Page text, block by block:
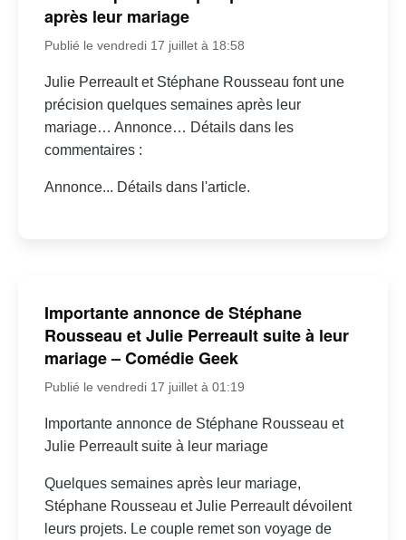
après leur mariage
Publié le vendredi 17 juillet à 18:58
Julie Perreault et Stéphane Rousseau font une
précision quelques semaines après leur
mariage… Annonce… Détails dans les
commentaires :
Annonce... Détails dans l'article.
Importante annonce de Stéphane
Rousseau et Julie Perreault suite à leur
mariage – Comédie Geek
Publié le vendredi 17 juillet à 01:19
Importante annonce de Stéphane Rousseau et
Julie Perreault suite à leur mariage
Quelques semaines après leur mariage,
Stéphane Rousseau et Julie Perreault dévoilent
leurs projets. Le couple remet son voyage de